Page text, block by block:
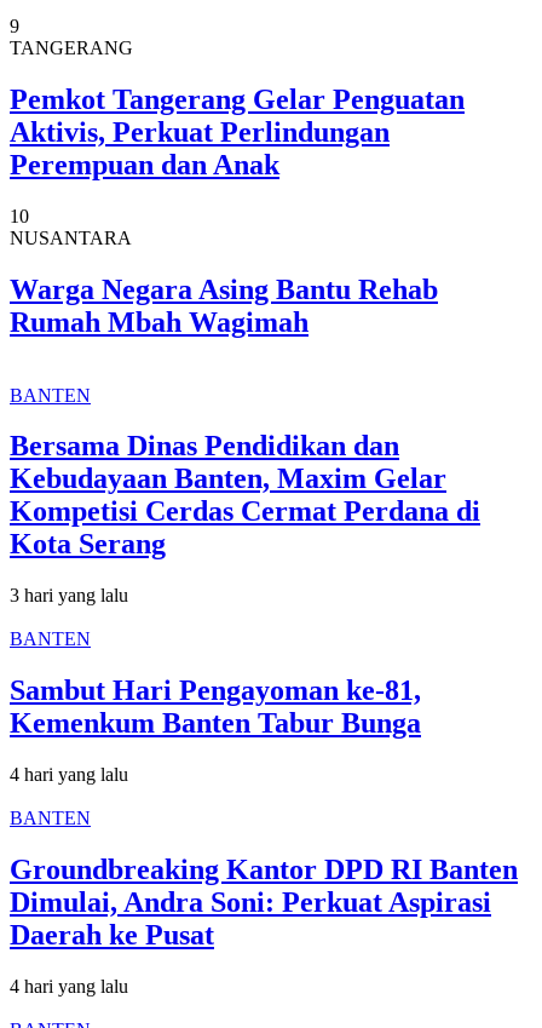
9
TANGERANG
Pemkot Tangerang Gelar Penguatan
Aktivis, Perkuat Perlindungan
Perempuan dan Anak
10
NUSANTARA
Warga Negara Asing Bantu Rehab
Rumah Mbah Wagimah
BANTEN
Bersama Dinas Pendidikan dan
Kebudayaan Banten, Maxim Gelar
Kompetisi Cerdas Cermat Perdana di
Kota Serang
3 hari yang lalu
BANTEN
Sambut Hari Pengayoman ke-81,
Kemenkum Banten Tabur Bunga
4 hari yang lalu
BANTEN
Groundbreaking Kantor DPD RI Banten
Dimulai, Andra Soni: Perkuat Aspirasi
Daerah ke Pusat
4 hari yang lalu